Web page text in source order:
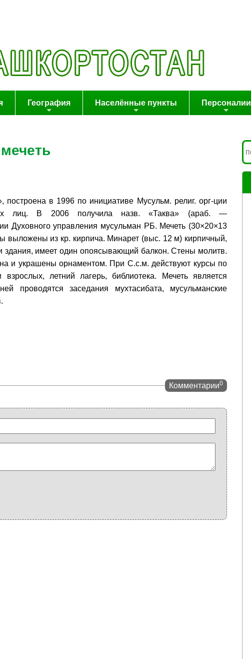
География Населённые пункты Персоналии
построена в 1996 по инициативе Мусульм. религ. орг-ции
лиц. В 2006 получила назв. «Таква» (араб. —
Духовного управления мусульман РБ. Мечеть (30×20×13
выложены из кр. кирпича. Минарет (выс. 12 м) кирпичный,
здания, имеет один опоясывающий балкон. Стены молитв.
и украшены орнаментом. При С.с.м. действуют курсы по
летний лагерь, библиотека. Мечеть является
проводятся заседания мухтасибата, мусульманские
Комментарии0